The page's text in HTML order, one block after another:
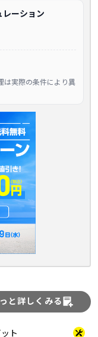
レーション
は実際の条件により異
と詳しくみる
ト